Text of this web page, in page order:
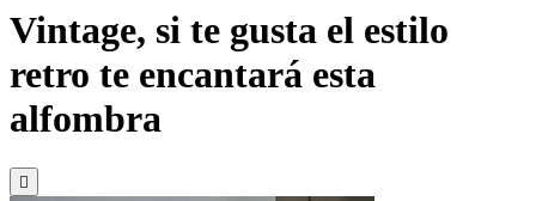
Vintage, si te gusta el estilo
retro te encantará esta
alfombra
